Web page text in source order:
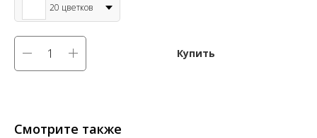
20 цветков
Купить
Смотрите также